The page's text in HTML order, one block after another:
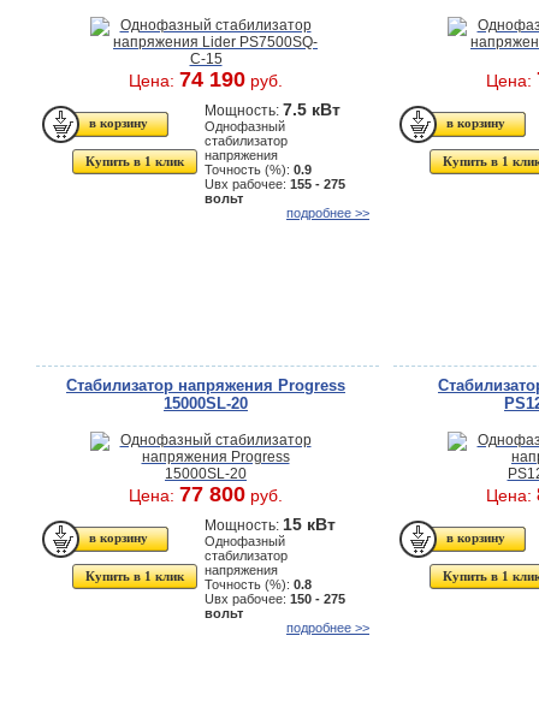
Цена: 74 190 руб.
Купить в 1 клик
Мощность: 7.5 кВт
Однофазный
стабилизатор
напряжения
Точность (%): 0.9
Uвх рабочее: 155 - 275
вольт
подробнее >>
Цена:
Купить в 1
Стабилизатор напряжения Progress
15000SL-20
Цена: 77 800 руб.
Купить в 1 клик
Мощность: 15 кВт
Однофазный
стабилизатор
напряжения
Точность (%): 0.8
Uвх рабочее: 150 - 275
вольт
подробнее >>
Цена:
Купить в 1